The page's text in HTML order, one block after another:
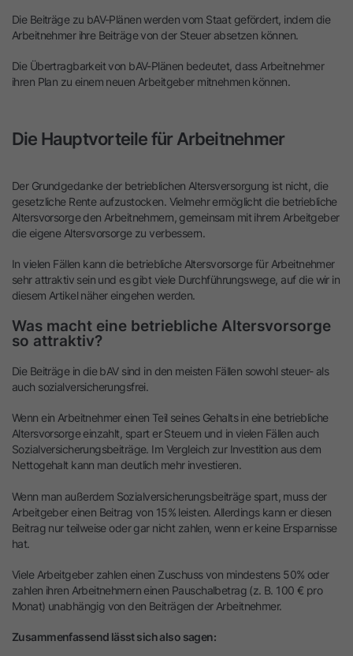
Die Beiträge zu bAV-Plänen werden vom Staat gefördert, indem die
Arbeitnehmer ihre Beiträge von der Steuer absetzen können.
Die Übertragbarkeit von bAV-Plänen bedeutet, dass Arbeitnehmer
ihren Plan zu einem neuen Arbeitgeber mitnehmen können.
Die Hauptvorteile für Arbeitnehmer
Der Grundgedanke der betrieblichen Altersversorgung ist nicht, die
gesetzliche Rente aufzustocken. Vielmehr ermöglicht die betriebliche
Altersvorsorge den Arbeitnehmern, gemeinsam mit ihrem Arbeitgeber
die eigene Altersvorsorge zu verbessern.
In vielen Fällen kann die betriebliche Altersvorsorge für Arbeitnehmer
sehr attraktiv sein und es gibt viele Durchführungswege, auf die wir in
diesem Artikel näher eingehen werden.
Was macht eine betriebliche Altersvorsorge
so attraktiv?
Die Beiträge in die bAV sind in den meisten Fällen sowohl steuer- als
auch sozialversicherungsfrei.
Wenn ein Arbeitnehmer einen Teil seines Gehalts in eine betriebliche
Altersvorsorge einzahlt, spart er Steuern und in vielen Fällen auch
Sozialversicherungsbeiträge. Im Vergleich zur Investition aus dem
Nettogehalt kann man deutlich mehr investieren.
Wenn man außerdem Sozialversicherungsbeiträge spart, muss der
Arbeitgeber einen Beitrag von 15% leisten. Allerdings kann er diesen
Beitrag nur teilweise oder gar nicht zahlen, wenn er keine Ersparnisse
hat.
Viele Arbeitgeber zahlen einen Zuschuss von mindestens 50% oder
zahlen ihren Arbeitnehmern einen Pauschalbetrag (z. B. 100 € pro
Monat) unabhängig von den Beiträgen der Arbeitnehmer.
Zusammenfassend lässt sich also sagen: